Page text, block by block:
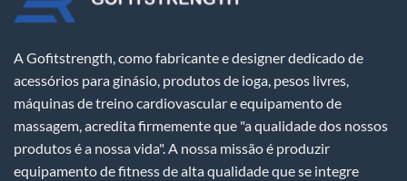
A Gofitstrength, como fabricante e designer dedicado de
acessórios para ginásio, produtos de ioga, pesos livres,
máquinas de treino cardiovascular e equipamento de
massagem, acredita firmemente que "a qualidade dos nossos
produtos é a nossa vida". A nossa missão é produzir
equipamento de fitness de alta qualidade que se integre